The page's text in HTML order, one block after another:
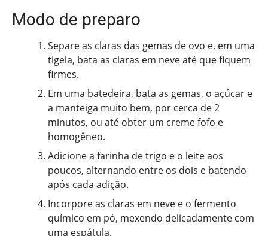
Modo de preparo
Separe as claras das gemas de ovo e, em uma
tigela, bata as claras em neve até que fiquem
firmes.
Em uma batedeira, bata as gemas, o açúcar e
a manteiga muito bem, por cerca de 2
minutos, ou até obter um creme fofo e
homogêneo.
Adicione a farinha de trigo e o leite aos
poucos, alternando entre os dois e batendo
após cada adição.
Incorpore as claras em neve e o fermento
químico em pó, mexendo delicadamente com
uma espátula.